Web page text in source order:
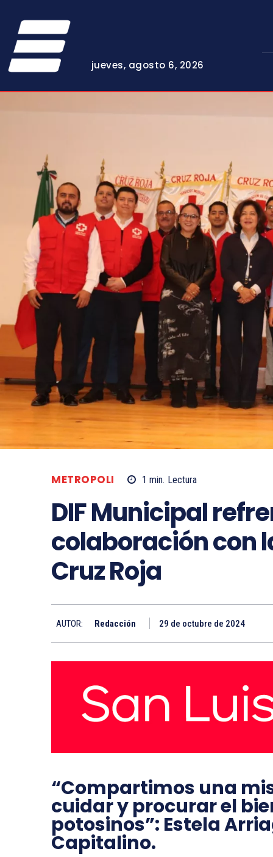
jueves, agosto 6, 2026
METROPOLI 1 min. Lectura
DIF Municipal
colaboración con
Cruz Roja
AUTOR: Redacción 29 de octubre de 2024
“Compartimos una
cuidar y procurar el
potosinos”: Estela
Capitalino.